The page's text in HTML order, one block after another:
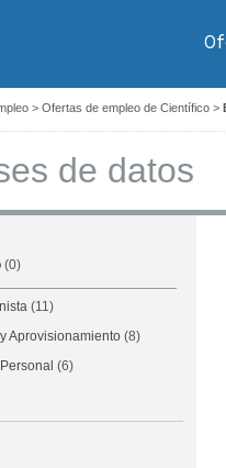
> Ofertas de empleo de Científico >
(0)
(11)
Aprovisionamiento (8)
(6)